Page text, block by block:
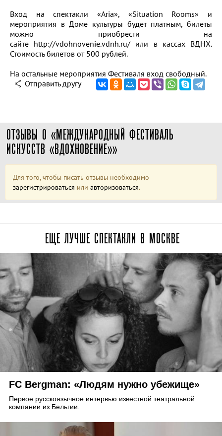
Вход на спектакли «Aria», «Situation Rooms» и
мероприятия в Доме культуры будет платным, билеты
можно приобрести на
сайте http://vdohnovenie.vdnh.ru/ или в кассах ВДНХ.
Стоимость билетов от 500 рублей.
На остальные мероприятия Фестиваля вход свободный.
Отправить другу
ОТЗЫВЫ О «МЕЖДУНАРОДНЫЙ ФЕСТИВАЛЬ
ИСКУССТВ «ВДОХНОВЕНИЕ»»
Для того, чтобы писать отзывы необходимо
зарегистрироваться или авторизоваться.
ЕЩЕ ЛУЧШЕ СПЕКТАКЛИ В МОСКВЕ
FC Bergman: «Людям нужно убежище»
Первое русскоязычное интервью известной театральной
компании из Бельгии.